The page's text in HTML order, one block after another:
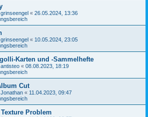
grinseengel « 26.05.2024, 13:36
grinseengel « 10.05.2024, 23:05
Karten und -Sammelhefte
antisteo « 08.08.2023, 18:19
Cut
Jonathan « 11.04.2023, 09:47
Problem